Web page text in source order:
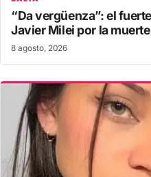
“Da vergüenza”: el
Javier Milei por la
8 agosto, 2026